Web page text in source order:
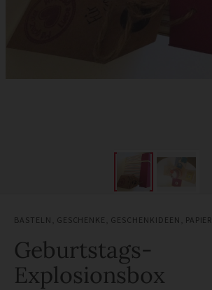
BASTELN GESCHENKE GESCHENKIDEEN PAPIER
Geburtstags-
Explosionsbox